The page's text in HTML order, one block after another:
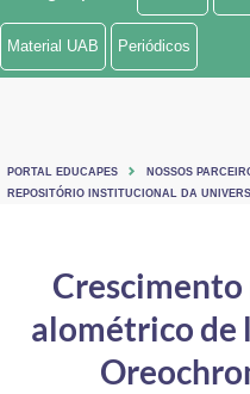
Ministério de Minas e Energia
Ministério do Turismo
Controladoria-Geral da União
Ministério da Mulher, da Família e dos
Material UAB Periódicos
PORTAL EDUCAPES
NOSSOS
REPOSITÓRIO INSTITUCIONAL DA
alométrico de